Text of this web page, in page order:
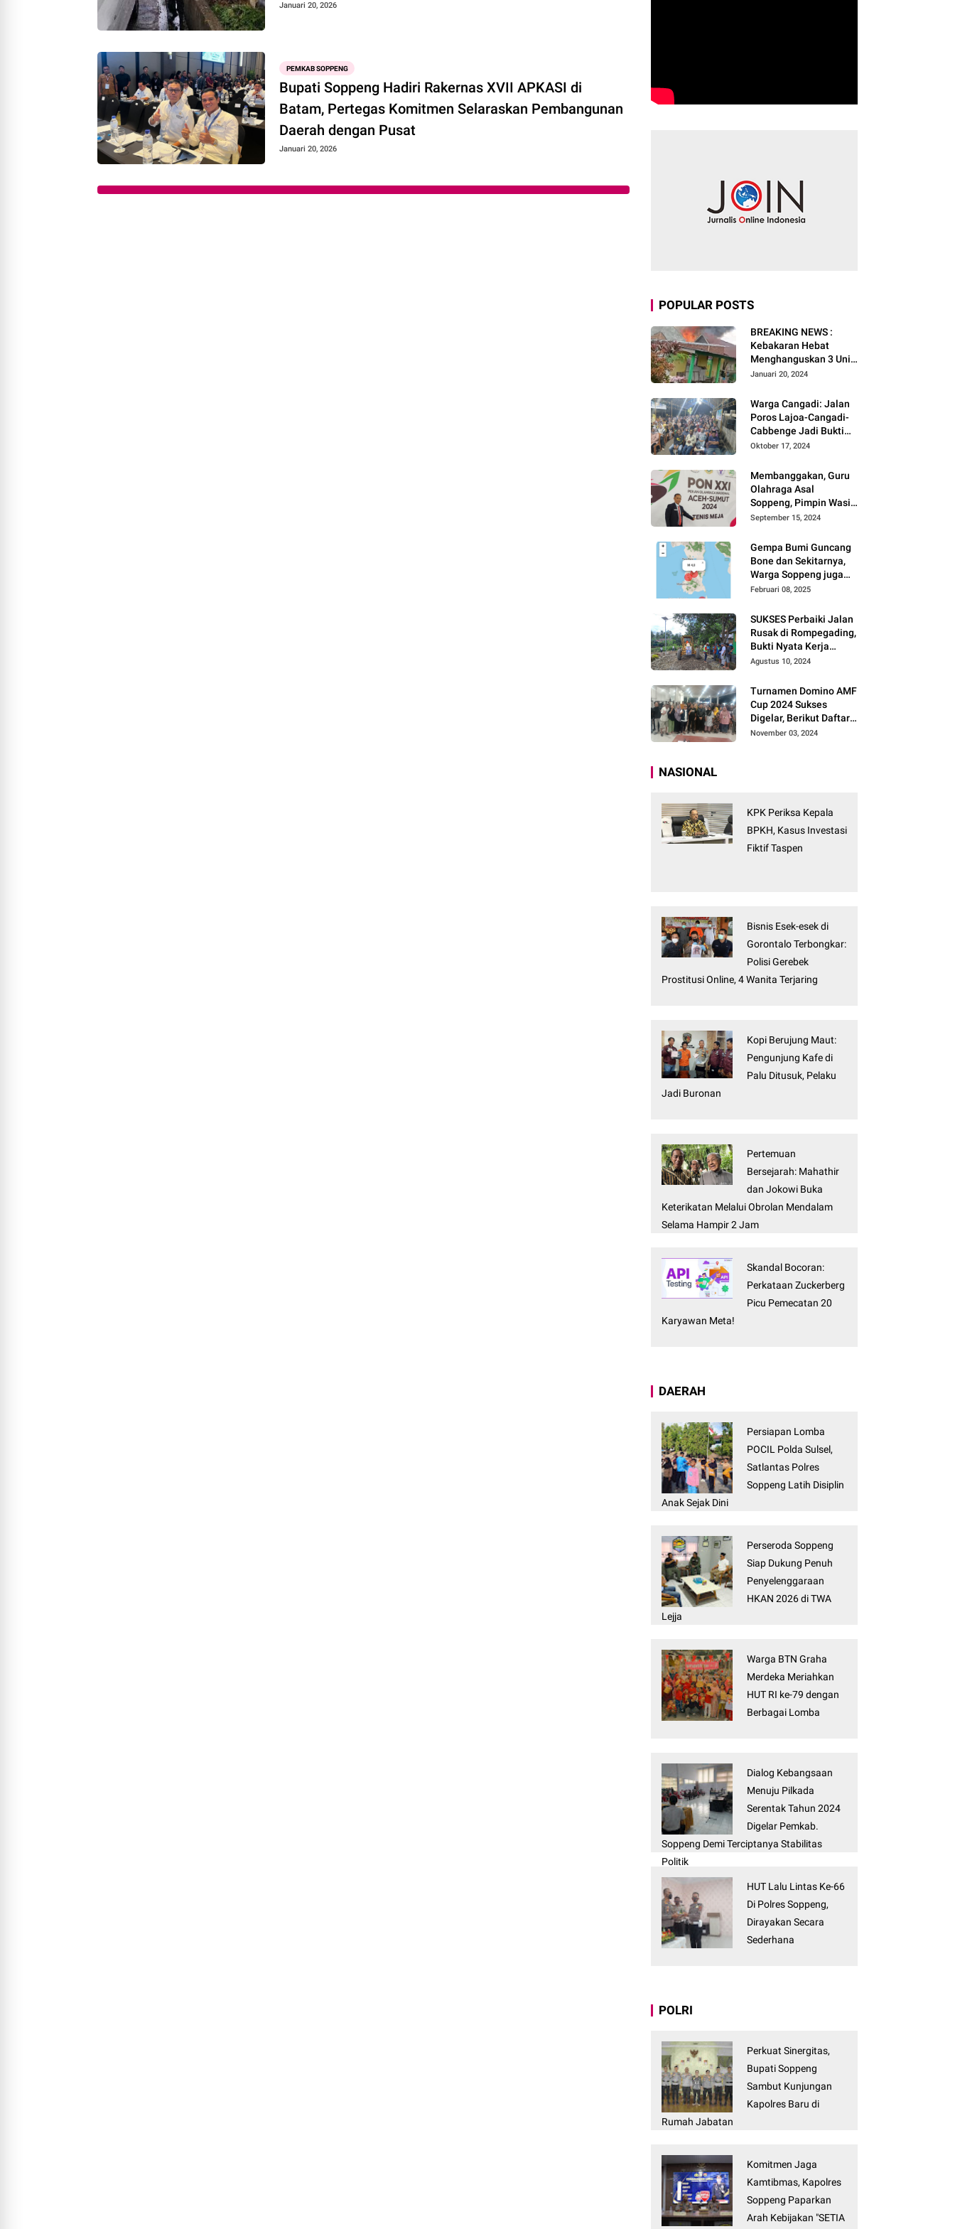
Januari 20, 2026
PEMKAB SOPPENG
​Bupati Soppeng Hadiri Rakernas XVII APKASI di
Batam, Pertegas Komitmen Selaraskan Pembangunan
Daerah dengan Pusat
Januari 20, 2026
POPULAR POSTS
BREAKING NEWS :
Kebakaran Hebat
Menghanguskan 3 Unit
Rumah Di Jalan
Watansoppeng
Januari 20, 2024
Warga Cangadi: Jalan
Poros Lajoa-Cangadi-
Cabbenge Jadi Bukti
Kinerja SUKSES
Oktober 17, 2024
Membanggakan, Guru
Olahraga Asal
Soppeng, Pimpin Wasit
Tenis Meja PON XXI
September 15, 2024
Gempa Bumi Guncang
Bone dan Sekitarnya,
Warga Soppeng juga
Merasakan
Februari 08, 2025
SUKSES Perbaiki Jalan
Rusak di Rompegading,
Bukti Nyata Kerja
Tanpa Tunggu
Agustus 10, 2024
Turnamen Domino AMF
Cup 2024 Sukses
Digelar, Berikut Daftar
Pemenangnya
November 03, 2024
NASIONAL
KPK Periksa Kepala
BPKH, Kasus Investasi
Fiktif Taspen
Bisnis Esek-esek di
Gorontalo Terbongkar:
Polisi Gerebek
Prostitusi Online, 4 Wanita Terjaring
Kopi Berujung Maut:
Pengunjung Kafe di
Palu Ditusuk, Pelaku
Jadi Buronan
Pertemuan
Bersejarah: Mahathir
dan Jokowi Buka
Keterikatan Melalui Obrolan Mendalam
Selama Hampir 2 Jam
Skandal Bocoran:
Perkataan Zuckerberg
Picu Pemecatan 20
Karyawan Meta!
DAERAH
Persiapan Lomba
POCIL Polda Sulsel,
Satlantas Polres
Soppeng Latih Disiplin
Anak Sejak Dini
Perseroda Soppeng
Siap Dukung Penuh
Penyelenggaraan
HKAN 2026 di TWA
Lejja
Warga BTN Graha
Merdeka Meriahkan
HUT RI ke-79 dengan
Berbagai Lomba
Dialog Kebangsaan
Menuju Pilkada
Serentak Tahun 2024
Digelar Pemkab.
Soppeng Demi Terciptanya Stabilitas
Politik
HUT Lalu Lintas Ke-66
Di Polres Soppeng,
Dirayakan Secara
Sederhana
POLRI
Perkuat Sinergitas,
Bupati Soppeng
Sambut Kunjungan
Kapolres Baru di
Rumah Jabatan
Komitmen Jaga
Kamtibmas, Kapolres
Soppeng Paparkan
Arah Kebijakan "SETIA